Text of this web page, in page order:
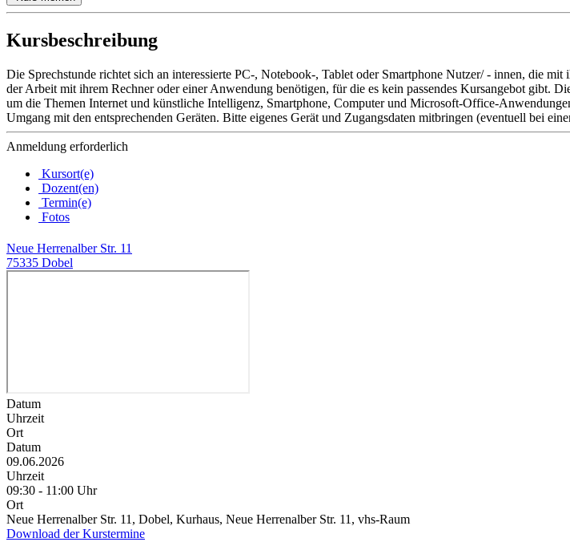
Kursbeschreibung
Die Sprechstunde richtet sich an interessierte PC-, Notebook-, Tablet oder Smartphone Nutzer/ - innen, die
der Arbeit mit ihrem Rechner oder einer Anwendung benötigen, für die es kein passendes Kursangebot gibt.
um die Themen Internet und künstliche Intelligenz, Smartphone, Computer und Microsoft-Office-
Umgang mit den entsprechenden Geräten. Bitte eigenes Gerät und Zugangsdaten mitbringen (eventuell bei
Anmeldung erforderlich
Kursort(e)
Dozent(en)
Termin(e)
Fotos
Neue Herrenalber Str. 11
75335 Dobel
Datum
Uhrzeit
Ort
Datum
09.06.2026
Uhrzeit
09:30 - 11:00 Uhr
Ort
Neue Herrenalber Str. 11, Dobel, Kurhaus, Neue Herrenalber Str. 11, vhs-Raum
Download der Kurstermine